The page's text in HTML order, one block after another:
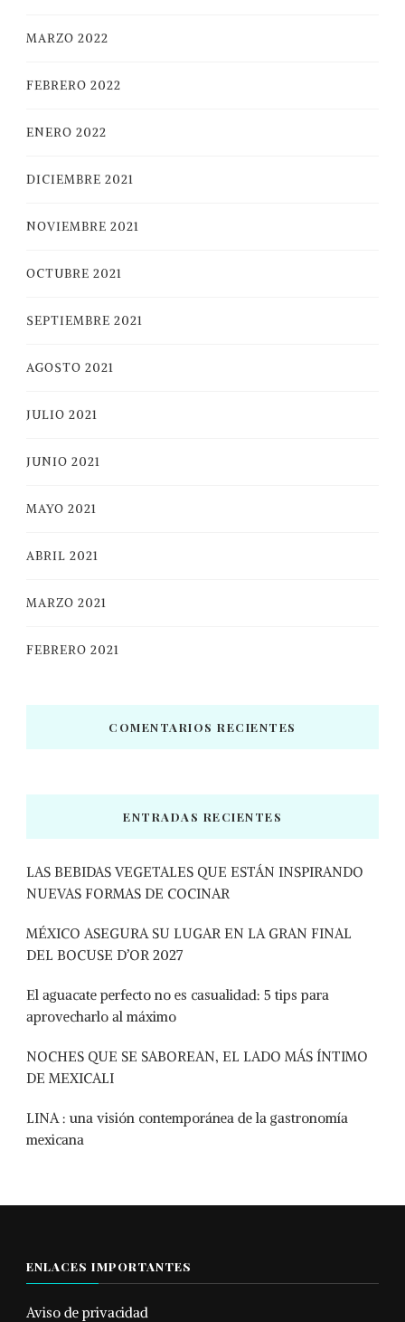
MARZO 2022
FEBRERO 2022
ENERO 2022
DICIEMBRE 2021
NOVIEMBRE 2021
OCTUBRE 2021
SEPTIEMBRE 2021
AGOSTO 2021
JULIO 2021
JUNIO 2021
MAYO 2021
ABRIL 2021
MARZO 2021
FEBRERO 2021
COMENTARIOS RECIENTES
ENTRADAS RECIENTES
LAS BEBIDAS VEGETALES QUE ESTÁN INSPIRANDO
NUEVAS FORMAS DE COCINAR
MÉXICO ASEGURA SU LUGAR EN LA GRAN FINAL
DEL BOCUSE D’OR 2027
El aguacate perfecto no es casualidad: 5 tips para
aprovecharlo al máximo
NOCHES QUE SE SABOREAN, EL LADO MÁS ÍNTIMO
DE MEXICALI
LINA : una visión contemporánea de la gastronomía
mexicana
ENLACES IMPORTANTES
Aviso de privacidad